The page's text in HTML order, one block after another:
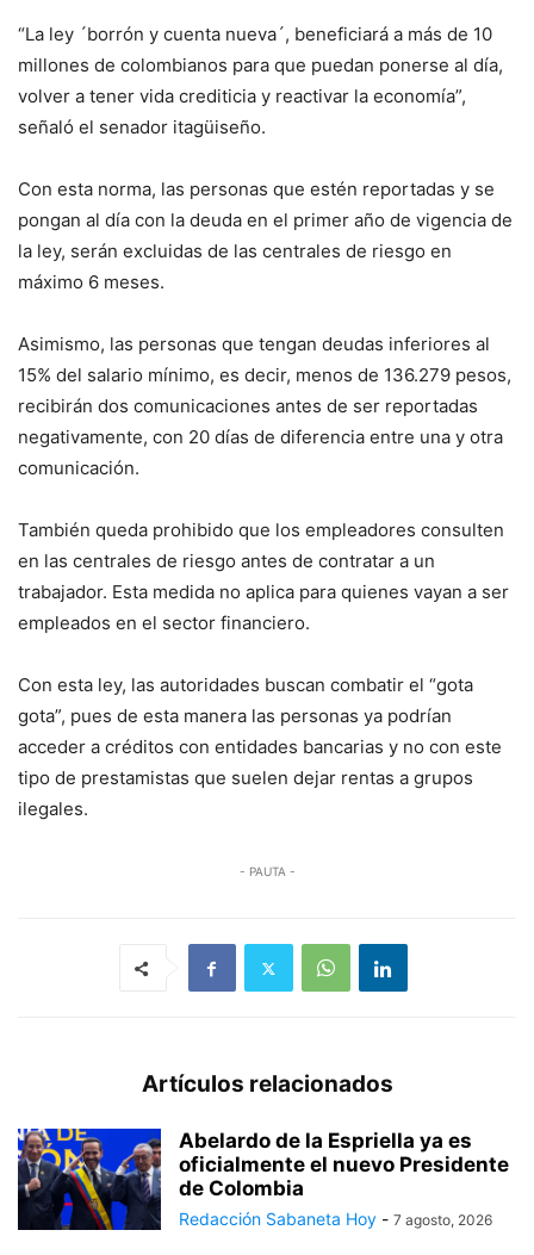
“La ley ´borrón y cuenta nueva´, beneficiará a más de 10
millones de colombianos para que puedan ponerse al día,
volver a tener vida crediticia y reactivar la economía”,
señaló el senador itagüiseño.
Con esta norma, las personas que estén reportadas y se
pongan al día con la deuda en el primer año de vigencia de
la ley, serán excluidas de las centrales de riesgo en
máximo 6 meses.
Asimismo, las personas que tengan deudas inferiores al
15% del salario mínimo, es decir, menos de 136.279 pesos,
recibirán dos comunicaciones antes de ser reportadas
negativamente, con 20 días de diferencia entre una y otra
comunicación.
También queda prohibido que los empleadores consulten
en las centrales de riesgo antes de contratar a un
trabajador. Esta medida no aplica para quienes vayan a ser
empleados en el sector financiero.
Con esta ley, las autoridades buscan combatir el “gota
gota”, pues de esta manera las personas ya podrían
acceder a créditos con entidades bancarias y no con este
tipo de prestamistas que suelen dejar rentas a grupos
ilegales.
- PAUTA -
Artículos relacionados
Abelardo de la Espriella ya es
oficialmente el nuevo Presidente
de Colombia
Redacción Sabaneta Hoy - 7 agosto, 2026